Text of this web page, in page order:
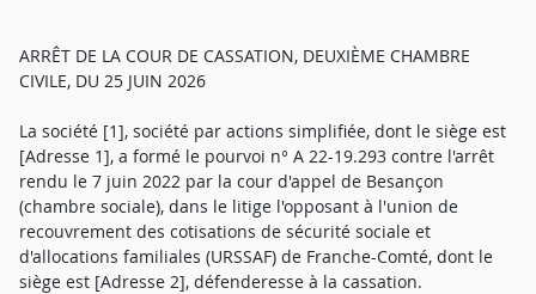
ARRÊT DE LA COUR DE CASSATION, DEUXIÈME CHAMBRE
CIVILE, DU 25 JUIN 2026
La société [1], société par actions simplifiée, dont le siège est
[Adresse 1], a formé le pourvoi n° A 22-19.293 contre l'arrêt
rendu le 7 juin 2022 par la cour d'appel de Besançon
(chambre sociale), dans le litige l'opposant à l'union de
recouvrement des cotisations de sécurité sociale et
d'allocations familiales (URSSAF) de Franche-Comté, dont le
siège est [Adresse 2], défenderesse à la cassation.